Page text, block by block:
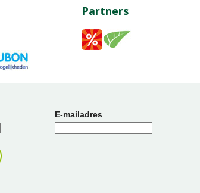
Partners
E-mailadres